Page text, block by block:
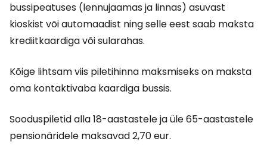
bussipeatuses (lennujaamas ja linnas) asuvast
kioskist või automaadist ning selle eest saab maksta
krediitkaardiga või sularahas.
Kõige lihtsam viis piletihinna maksmiseks on maksta
oma kontaktivaba kaardiga bussis.
Sooduspiletid alla 18-aastastele ja üle 65-aastastele
pensionäridele maksavad 2,70 eur.